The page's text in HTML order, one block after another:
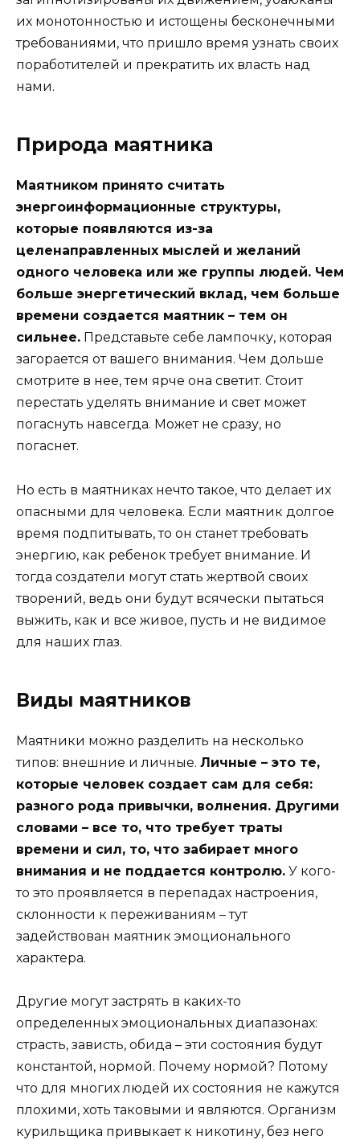
их монотонностью и истощены бесконечными
требованиями, что пришло время узнать своих
поработителей и прекратить их власть над
нами.
Природа маятника
Маятником принято считать
энергоинформационные структуры,
которые появляются из-за
целенаправленных мыслей и желаний
одного человека или же группы людей. Чем
больше энергетический вклад, чем больше
времени создается маятник – тем он
сильнее. Представьте себе лампочку, которая
загорается от вашего внимания. Чем дольше
смотрите в нее, тем ярче она светит. Стоит
перестать уделять внимание и свет может
погаснуть навсегда. Может не сразу, но
погаснет.
Но есть в маятниках нечто такое, что делает их
опасными для человека. Если маятник долгое
время подпитывать, то он станет требовать
энергию, как ребенок требует внимание. И
тогда создатели могут стать жертвой своих
творений, ведь они будут всячески пытаться
выжить, как и все живое, пусть и не видимое
для наших глаз.
Виды маятников
Маятники можно разделить на несколько
типов: внешние и личные. Личные – это те,
которые человек создает сам для себя:
разного рода привычки, волнения. Другими
словами – все то, что требует траты
времени и сил, то, что забирает много
внимания и не поддается контролю. У кого-
то это проявляется в перепадах настроения,
склонности к переживаниям – тут
задействован маятник эмоционального
характера.
Другие могут застрять в каких-то
определенных эмоциональных диапазонах:
страсть, зависть, обида – эти состояния будут
константой, нормой. Почему нормой? Потому
что для многих людей их состояния не кажутся
плохими, хоть таковыми и являются. Организм
курильщика привыкает к никотину, без него